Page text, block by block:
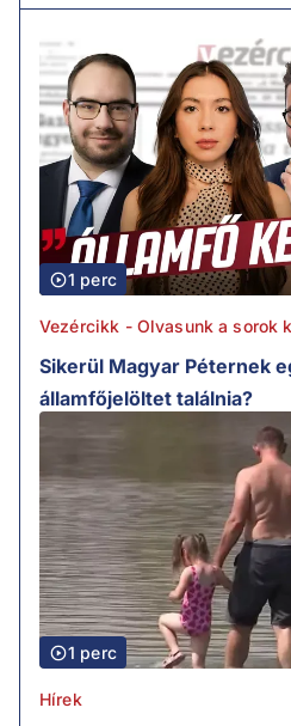
1 perc
Vezércikk - Olvasunk a sorok
Sikerül Magyar Péternek
államfőjelöltet találnia?
1 perc
Hírek